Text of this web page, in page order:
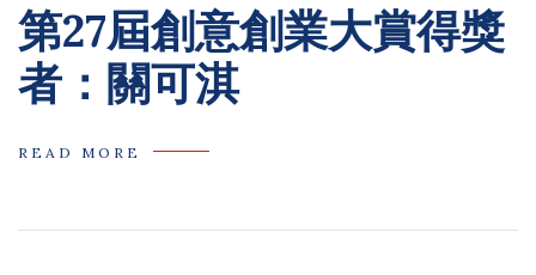
第27屆創意創業大賞得獎
者：關可淇
READ MORE